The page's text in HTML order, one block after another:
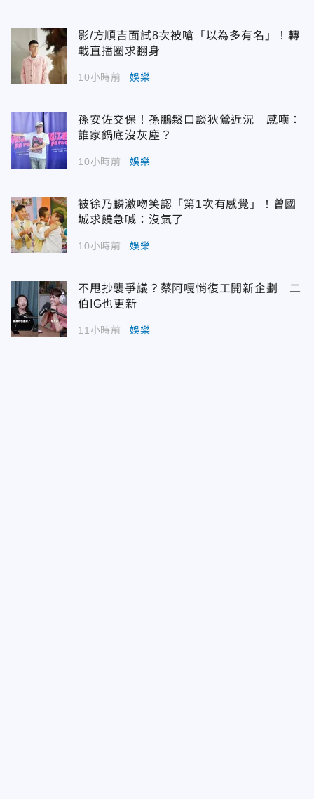
影/方順吉面試8次被嗆「以為多有名」！轉
戰直播圈求翻身
10小時前 娛樂
孫安佐交保！孫鵬鬆口談狄鶯近況 感嘆：
誰家鍋底沒灰塵？
10小時前 娛樂
被徐乃麟激吻笑認「第1次有感覺」！曾國
城求饒急喊：沒氣了
10小時前 娛樂
不甩抄襲爭議？蔡阿嘎悄復工開新企劃 二
伯IG也更新
11小時前 娛樂